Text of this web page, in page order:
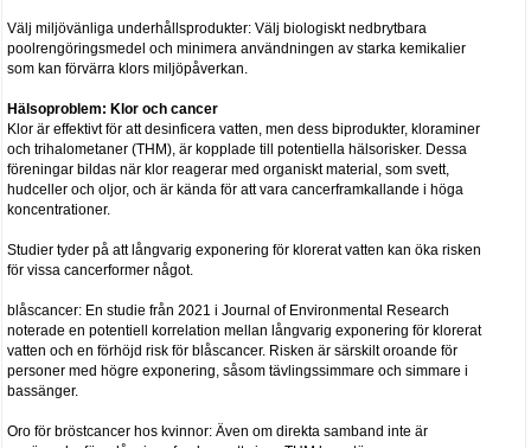
Välj miljövänliga underhållsprodukter: Välj biologiskt nedbrytbara
poolrengöringsmedel och minimera användningen av starka kemikalier
som kan förvärra klors miljöpåverkan.
Hälsoproblem: Klor och cancer
Klor är effektivt för att desinficera vatten, men dess biprodukter, kloraminer
och trihalometaner (THM), är kopplade till potentiella hälsorisker. Dessa
föreningar bildas när klor reagerar med organiskt material, som svett,
hudceller och oljor, och är kända för att vara cancerframkallande i höga
koncentrationer.
Studier tyder på att långvarig exponering för klorerat vatten kan öka risken
för vissa cancerformer något.
blåscancer: En studie från 2021 i Journal of Environmental Research
noterade en potentiell korrelation mellan långvarig exponering för klorerat
vatten och en förhöjd risk för blåscancer. Risken är särskilt oroande för
personer med högre exponering, såsom tävlingssimmare och simmare i
bassänger.
Oro för bröstcancer hos kvinnor: Även om direkta samband inte är